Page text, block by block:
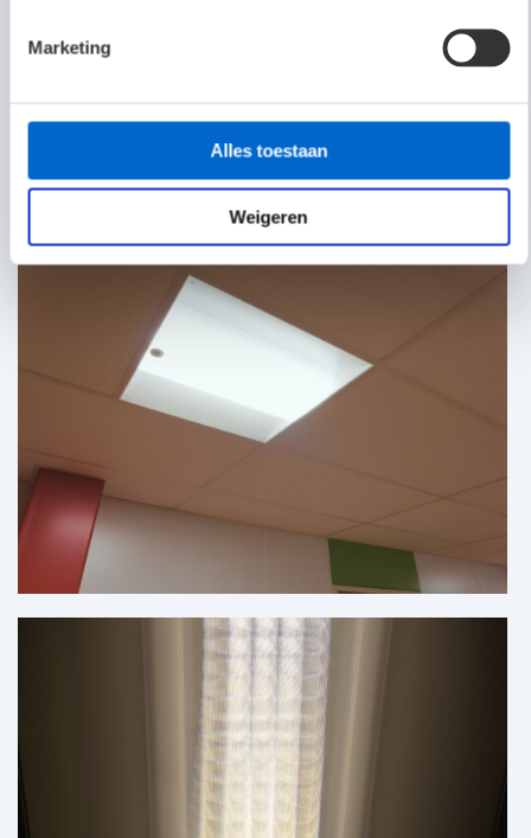
Marketing
Alles toestaan
Weigeren